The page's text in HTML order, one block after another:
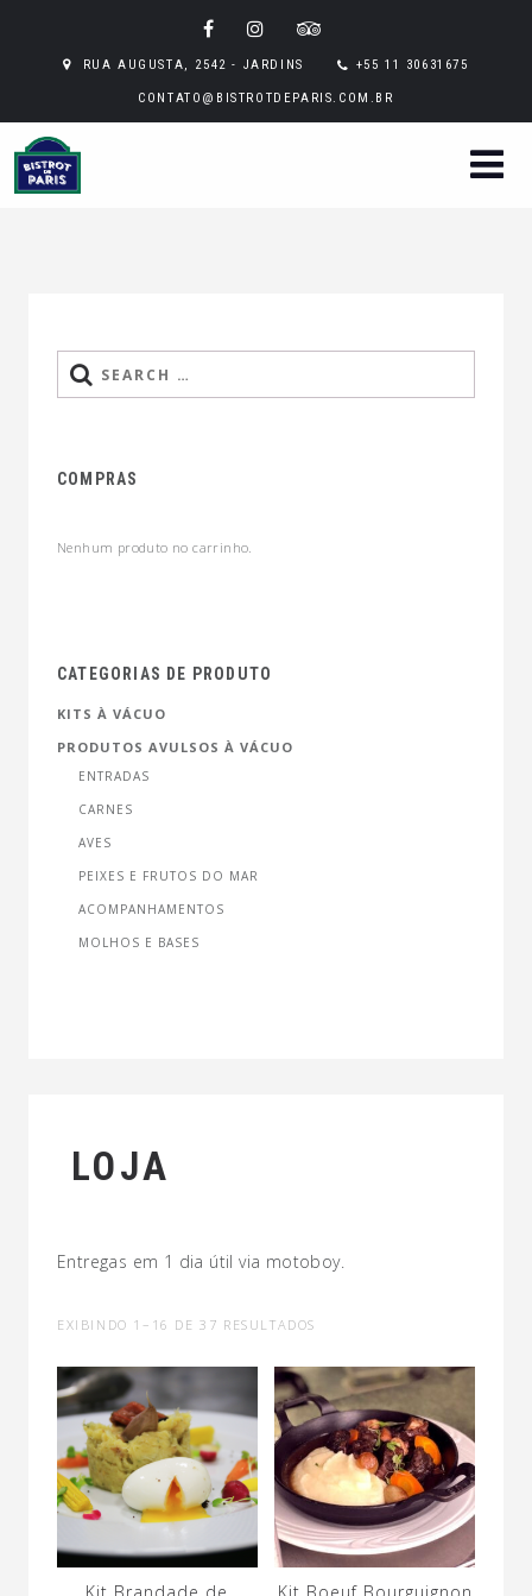
RUA AUGUSTA, 2542 - JARDINS +55 11 30631675
CONTATO@BISTROTDEPARIS.COM.BR
Search
for:
COMPRAS
Nenhum produto no carrinho.
CATEGORIAS DE PRODUTO
KITS À VÁCUO
PRODUTOS AVULSOS À VÁCUO
ENTRADAS
CARNES
AVES
PEIXES E FRUTOS DO MAR
ACOMPANHAMENTOS
MOLHOS E BASES
LOJA
Entregas em 1 dia útil via motoboy.
EXIBINDO 1–16 DE 37 RESULTADOS